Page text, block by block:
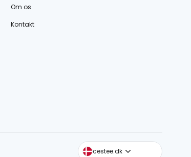
Om os
Kontakt
cestee.dk
cestee.com